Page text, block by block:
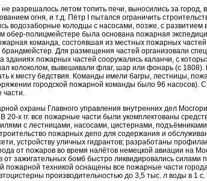
разрешалось летом топить печи, выносились за город,
огня, и т.д. Пётр I пытался ограничить
водозаборные колодцы с насосами, позже, с развитием
обер-полицмейстере была основана пожарная
команда, состоявшая из местных пожарных
Для размещения частей организовали
пожарных частей сооружались каланчи, с
колоколом, вывешивали флаг, шар или фонарь (с 1808).
к месту бедствия. Команды имели багры, лестницы,
городской пожарной команды было 96 насосов).
части.
охраны Главного управления внутренних дел
х гг. все пожарные части были укомплектованы
с лестницами, насосами, цистернами, подъёмниками
пожарных депо для содержания и
устройству уличных гидрантов; разработаны
от пожаров во время налётов немецкой авиации на
от зажигательных бомб быстро ликвидировались
техникой оснащены все пожарные части
производительностью до 3,5 тыс. л воды в 1 с.